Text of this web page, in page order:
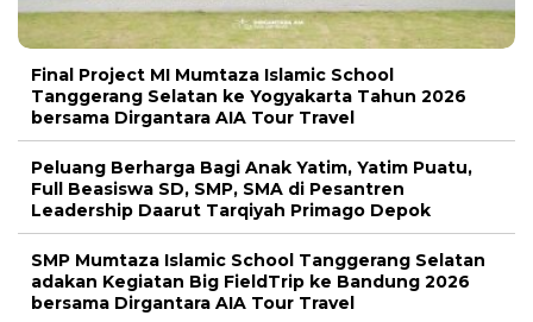
Final Project MI Mumtaza Islamic School
Tanggerang Selatan ke Yogyakarta Tahun 2026
bersama Dirgantara AIA Tour Travel
Peluang Berharga Bagi Anak Yatim, Yatim Puatu,
Full Beasiswa SD, SMP, SMA di Pesantren
Leadership Daarut Tarqiyah Primago Depok
SMP Mumtaza Islamic School Tanggerang Selatan
adakan Kegiatan Big FieldTrip ke Bandung 2026
bersama Dirgantara AIA Tour Travel